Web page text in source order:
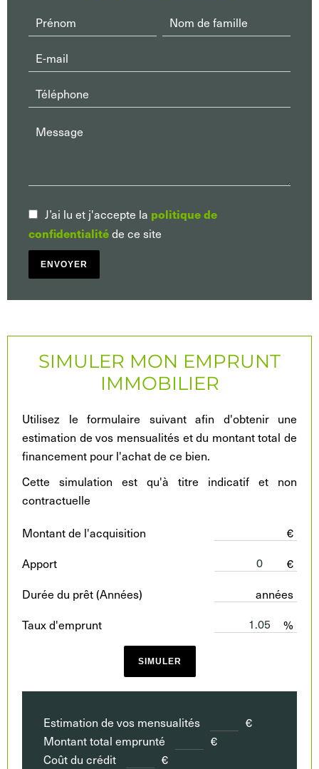
J’ai lu et j'accepte la politique de
confidentialitéde ce site
ENVOYER
SIMULER MON EMPRUNT
IMMOBILIER
Utilisez le formulaire suivant afin d'obtenir une
estimation de vos mensualités et du montant total de
financement pour l'achat de ce bien.
Cette simulation est qu'à titre indicatif et non
contractuelle
Montant de l'acquisition
€
Apport
€
Durée du prêt (Années)
années
Taux d'emprunt
%
SIMULER
Estimation de vos mensualités
€
Montant total emprunté
€
Coût du crédit
€